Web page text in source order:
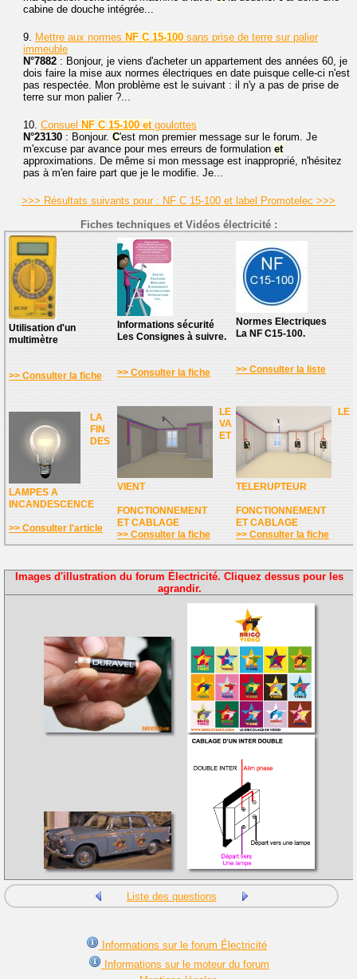
cabine de douche intégrée...
9. Mettre aux normes NF C 15-100 sans prise de terre sur palier
immeuble
N°7882 : Bonjour, je viens d'acheter un appartement des années 60, je
dois faire la mise aux normes électriques en date puisque celle-ci n'est
pas respectée. Mon problème est le suivant : il n'y a pas de prise de
terre sur mon palier ?...
10. Consuel NF C 15-100 etgoulottes
N°23130 : Bonjour. C'est mon premier message sur le forum. Je
m'excuse par avance pour mes erreurs de formulation et
approximations. De même si mon message est inapproprié, n'hésitez
pas à m'en faire part que je le modifie. Je...
>>> Résultats suivants pour : NF C 15-100 et label Promotelec >>>
Fiches techniques et Vidéos électricité :
Utilisation d'un
multimètre
>> Consulter la fiche
Informations sécurité
Les Consignes à suivre.
>> Consulter la fiche
Normes Electriques
La NF C15-100.
>> Consulter la liste
LA
FIN
DES
LAMPES A
INCANDESCENCE
>> Consulter l'article
LE
VA
ET
VIENT
FONCTIONNEMENT
ET CABLAGE
>> Consulter la fiche
LE
TELERUPTEUR
FONCTIONNEMENT
ET CABLAGE
>> Consulter la fiche
Images d'illustration du forum Électricité. Cliquez dessus pour les
agrandir.
Liste des questions
Informations sur le forum Électricité
Informations sur le moteur du forum